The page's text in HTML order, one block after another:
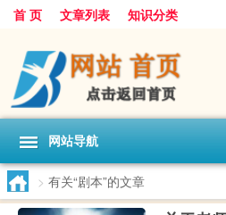
首 页 文章列表 知识分类
网站导航
> 有关“剧本”的文章